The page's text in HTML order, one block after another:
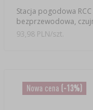
Stacja pogodowa
bezprzewodowa,
93,98 PLN/szt.
Nowa cena (-13%)